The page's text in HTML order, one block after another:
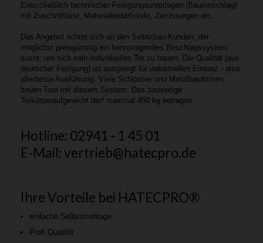
Einschließlich technischer Fertigungsunterlagen (Bauvorschlag)
mit Zuschnittliste, Materialbedarfsliste, Zeichnungen etc.
Das Angebot richtet sich an den Selbstbau-Kunden, der
möglichst preisgünstig ein hervorragendes Beschlagssystem
sucht, um sich sein individuelles Tor zu bauen. Die Qualität (aus
deutscher Fertigung) ist ausgelegt für industriellen Einsatz - also
allerbeste Ausführung. Viele Schlosser und Metallbaufirmen
bauen Tore mit diesem System. Das bauseitige
Torkörperaufgewicht darf maximal 450 kg betragen.
Hotline: 02941 - 1 45 01
E-Mail: vertrieb@hatecpro.de
Ihre Vorteile bei HATECPRO®
einfache Selbstmontage
Profi Qualität